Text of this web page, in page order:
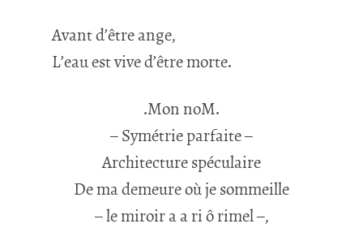
Avant d’être ange,
L’eau est vive d’être morte.
.Mon noM.
– Symétrie parfaite –
Architecture spéculaire
De ma demeure où je sommeille
– le miroir a a ri ô rimel –,